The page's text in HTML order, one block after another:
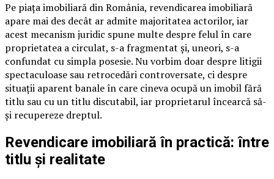
Pe piața imobiliară din România, revendicarea imobiliară
apare mai des decât ar admite majoritatea actorilor, iar
acest mecanism juridic spune multe despre felul în care
proprietatea a circulat, s-a fragmentat și, uneori, s-a
confundat cu simpla posesie. Nu vorbim doar despre litigii
spectaculoase sau retrocedări controversate, ci despre
situații aparent banale în care cineva ocupă un imobil fără
titlu sau cu un titlu discutabil, iar proprietarul încearcă să-
și recupereze dreptul.
Revendicare imobiliară în practică: între
titlu și realitate